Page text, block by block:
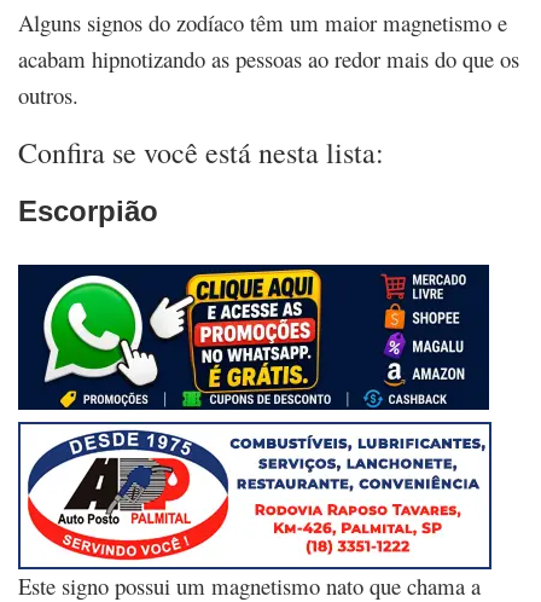
Alguns signos do zodíaco têm um maior magnetismo e
acabam hipnotizando as pessoas ao redor mais do que os
outros.
Confira se você está nesta lista:
Escorpião
Este signo possui um magnetismo nato que chama a